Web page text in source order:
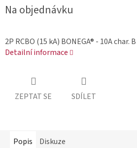
cena:
Na objednávku
2P RCBO (15 kA) BONEGA® - 10A char.
Detailní informace
ZEPTAT SE SDÍLET
Popis Diskuze